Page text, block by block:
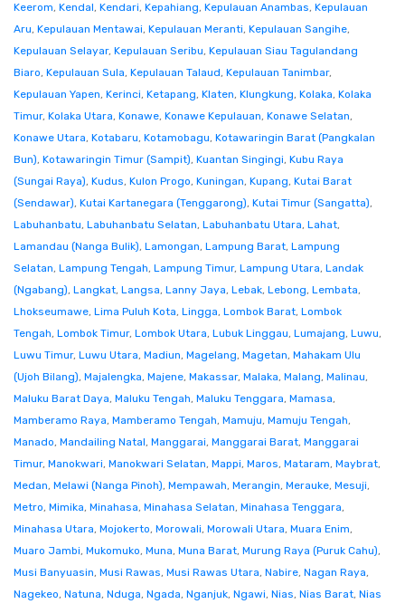
Keerom, Kendal, Kendari, Kepahiang, Kepulauan Anambas, Kepulauan
Aru, Kepulauan Mentawai, Kepulauan Meranti, Kepulauan Sangihe,
Kepulauan Selayar, Kepulauan Seribu, Kepulauan Siau Tagulandang
Biaro, Kepulauan Sula, Kepulauan Talaud, Kepulauan Tanimbar,
Kepulauan Yapen, Kerinci, Ketapang, Klaten, Klungkung, Kolaka, Kolaka
Timur, Kolaka Utara, Konawe, Konawe Kepulauan, Konawe Selatan,
Konawe Utara, Kotabaru, Kotamobagu, Kotawaringin Barat (Pangkalan
Bun), Kotawaringin Timur (Sampit), Kuantan Singingi, Kubu Raya
(Sungai Raya), Kudus, Kulon Progo, Kuningan, Kupang, Kutai Barat
(Sendawar), Kutai Kartanegara (Tenggarong), Kutai Timur (Sangatta),
Labuhanbatu, Labuhanbatu Selatan, Labuhanbatu Utara, Lahat,
Lamandau (Nanga Bulik), Lamongan, Lampung Barat, Lampung
Selatan, Lampung Tengah, Lampung Timur, Lampung Utara, Landak
(Ngabang), Langkat, Langsa, Lanny Jaya, Lebak, Lebong, Lembata,
Lhokseumawe, Lima Puluh Kota, Lingga, Lombok Barat, Lombok
Tengah, Lombok Timur, Lombok Utara, Lubuk Linggau, Lumajang, Luwu,
Luwu Timur, Luwu Utara, Madiun, Magelang, Magetan, Mahakam Ulu
(Ujoh Bilang), Majalengka, Majene, Makassar, Malaka, Malang, Malinau,
Maluku Barat Daya, Maluku Tengah, Maluku Tenggara, Mamasa,
Mamberamo Raya, Mamberamo Tengah, Mamuju, Mamuju Tengah,
Manado, Mandailing Natal, Manggarai, Manggarai Barat, Manggarai
Timur, Manokwari, Manokwari Selatan, Mappi, Maros, Mataram, Maybrat,
Medan, Melawi (Nanga Pinoh), Mempawah, Merangin, Merauke, Mesuji,
Metro, Mimika, Minahasa, Minahasa Selatan, Minahasa Tenggara,
Minahasa Utara, Mojokerto, Morowali, Morowali Utara, Muara Enim,
Muaro Jambi, Mukomuko, Muna, Muna Barat, Murung Raya (Puruk Cahu),
Musi Banyuasin, Musi Rawas, Musi Rawas Utara, Nabire, Nagan Raya,
Nagekeo, Natuna, Nduga, Ngada, Nganjuk, Ngawi, Nias, Nias Barat, Nias